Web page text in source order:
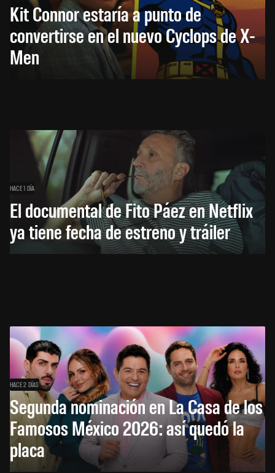
Kit Connor estaría a punto de
convertirse en el nuevo Cyclops de X-
Men
HACE 1 DÍA
El documental de Fito Páez en Netflix
ya tiene fecha de estreno y tráiler
HACE 2 DÍAS
Segunda nominación en La Casa de los
Famosos México 2026: así quedó la
placa